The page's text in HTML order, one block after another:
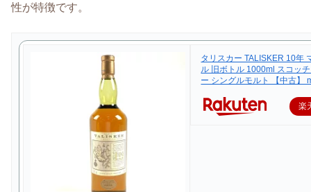
性が特徴です。
タリスカー TALISKER 10年
ル 旧ボトル 1000ml スコッ
ー シングルモルト 【中古】
楽